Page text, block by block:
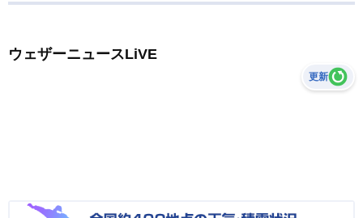
ウェザーニュースLiVE
更新